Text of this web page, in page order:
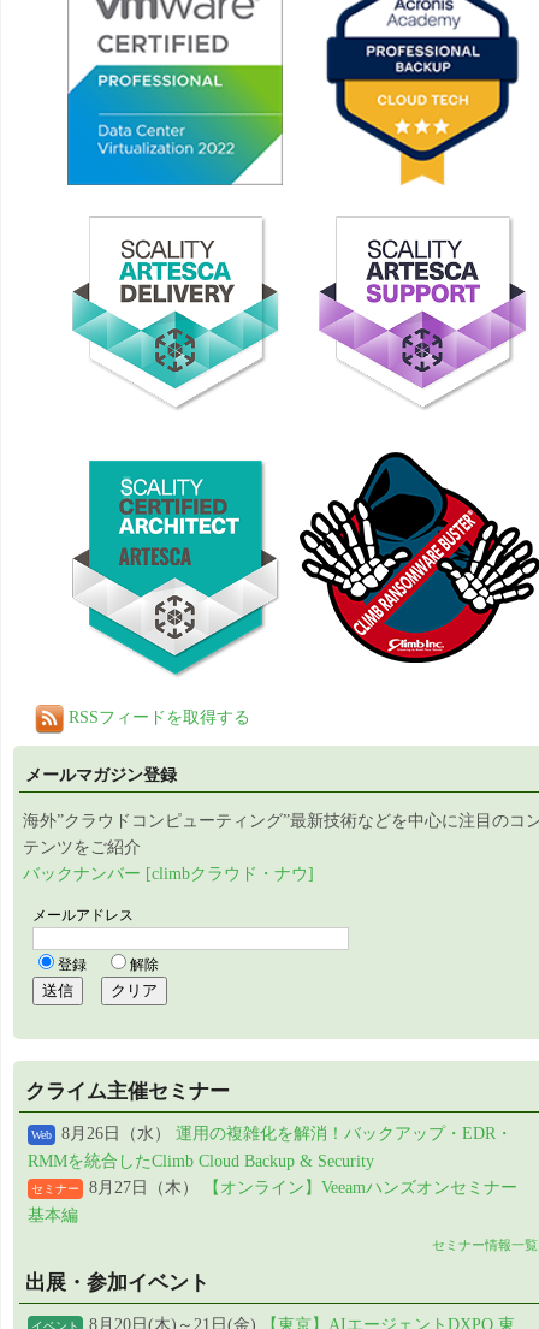
RSSフィードを取得する
メールマガジン登録
海外”クラウドコンピューティング”最新技術などを中心に注目のコ
テンツをご紹介
バックナンバー [climbクラウド・ナウ]
クライム主催セミナー
Web 8月26日（水） 運用の複雑化を解消！バックアップ・EDR・
RMMを統合したClimb Cloud Backup & Security
セミナー 8月27日（木）
【オンライン】Veeamハンズオンセミナー
基本編
セミナー情報一覧
出展・参加イベント
イベント 8月20日(木)～21日(金) 【東京】AIエージェントDXPO 東